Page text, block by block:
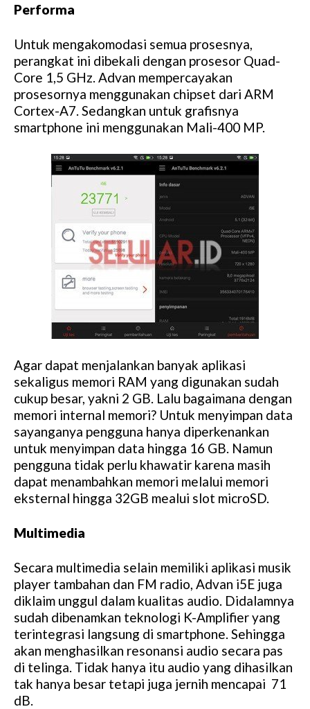
Performa
Untuk mengakomodasi semua prosesnya,
perangkat ini dibekali dengan prosesor Quad-
Core 1,5 GHz. Advan mempercayakan
prosesornya menggunakan chipset dari ARM
Cortex-A7. Sedangkan untuk grafisnya
smartphone ini menggunakan Mali-400 MP.
Agar dapat menjalankan banyak aplikasi
sekaligus memori RAM yang digunakan sudah
cukup besar, yakni 2 GB. Lalu bagaimana dengan
memori internal memori? Untuk menyimpan data
sayanganya pengguna hanya diperkenankan
untuk menyimpan data hingga 16 GB. Namun
pengguna tidak perlu khawatir karena masih
dapat menambahkan memori melalui memori
eksternal hingga 32GB mealui slot microSD.
Multimedia
Secara multimedia selain memiliki aplikasi musik
player tambahan dan FM radio, Advan i5E juga
diklaim unggul dalam kualitas audio. Didalamnya
sudah dibenamkan teknologi K-Amplifier yang
terintegrasi langsung di smartphone. Sehingga
akan menghasilkan resonansi audio secara pas
di telinga. Tidak hanya itu audio yang dihasilkan
tak hanya besar tetapi juga jernih mencapai 71
dB.